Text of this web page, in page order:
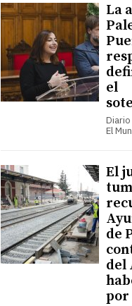
La
el
Diario
El
El
de
del
por